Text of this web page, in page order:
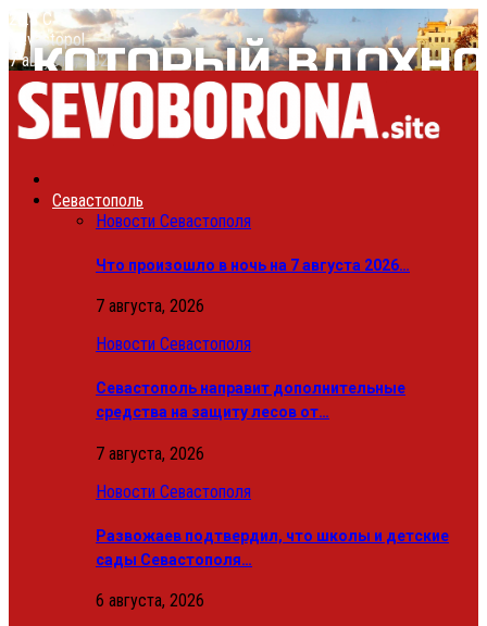
28.8 C
Sevastopol
7 августа, 2026
Севастополь
Новости Севастополя
Что произошло в ночь на 7 августа 2026…
7 августа, 2026
Новости Севастополя
Севастополь направит дополнительные
средства на защиту лесов от…
7 августа, 2026
Новости Севастополя
Развожаев подтвердил, что школы и детские
сады Севастополя…
6 августа, 2026